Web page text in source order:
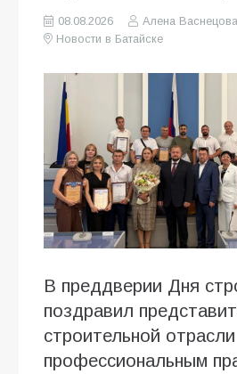
08.08.2026
Алена Васнецова
Новости в Батайске
В преддверии Дня
поздравил
строительной
профессиональным